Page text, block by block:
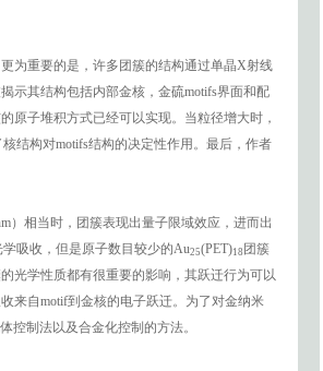
为重要的是，许多团簇的结构通过单晶X射线
示其结构包括内部金核，金硫motifs界面和配
原子堆积方式已经可以实现。当粒径增大时，
结构对motifs结构的决定性作用。最后，作者
）相当时，团簇表现出量子限域效应，进而出
学吸收，但是原子数目较少的Au25(PET)18 团簇
光学性质都有很重要的影响，其跃迁行为可以
来自motif到金核的电子跃迁。为了对金纳米
控制法以及合金化控制的方法。